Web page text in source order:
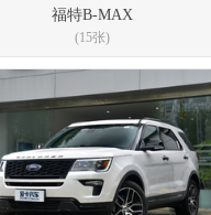
福特B-MAX
(15张)